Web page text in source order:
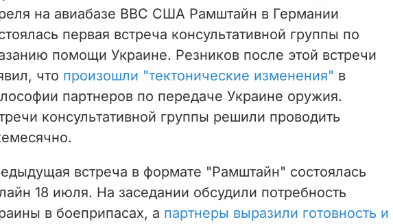
на авиабазе ВВС США Рамштайн в Германии
первая встреча консультативной группы по
помощи Украине. Резников после этой встречи
что произошли "тектонические изменения" в
партнеров по передаче Украине оружия.
консультативной группы решили проводить
встреча в формате "Рамштайн" состоялась
18 июля. На заседании обсудили потребность
в боеприпасах, а партнеры выразили готовность и